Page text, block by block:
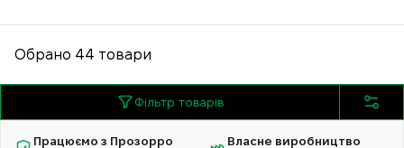
Обрано 44 товари
Фільтр товарів
Працюємо з Прозорро Власне виробництво